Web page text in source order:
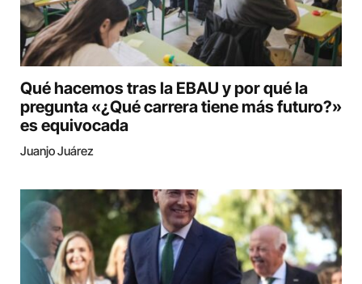
Qué hacemos tras la EBAU y por qué la
pregunta «¿Qué carrera tiene más futuro?»
es equivocada
Juanjo Juárez